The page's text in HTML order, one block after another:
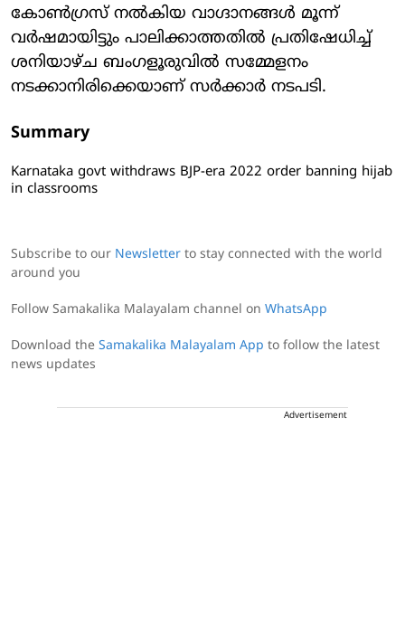
കോണ്‍ഗ്രസ് നല്‍കിയ വാഗ്ദാനങ്ങള്‍ മൂന്ന്
വര്‍ഷമായിട്ടും പാലിക്കാത്തതില്‍ പ്രതിഷേധിച്ച്
ശനിയാഴ്ച ബംഗളൂരുവില്‍ സമ്മേളനം
നടക്കാനിരിക്കെയാണ് സര്‍ക്കാര്‍ നടപടി.
Summary
Karnataka govt withdraws BJP-era 2022 order banning hijab
in classrooms
Subscribe to our Newsletter to stay connected with the world
around you
Follow Samakalika Malayalam channel on WhatsApp
Download the Samakalika Malayalam App to follow the latest
news updates
Advertisement